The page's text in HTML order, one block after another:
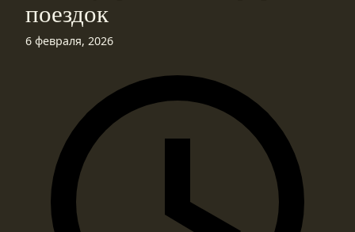
поездок
6 февраля, 2026